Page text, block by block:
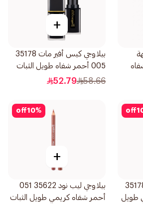
+
بيلاوجي كيس أفير مات 35178
005 أحمر شفاه طويل الثبات
1قطعة
58.66
52.79
off
كيس أفير مات 35178
طويل
10%
off
+
بيلاوجي ليب نود 35622 051
أحمر شفاه كريمي طويل الثبات